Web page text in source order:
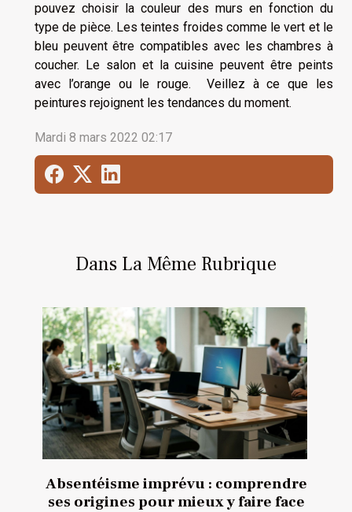
Dans La Même Rubrique
Absentéisme imprévu : comprendre
ses origines pour mieux y faire face
pouvez choisir la couleur des murs en fonction du
type de pièce. Les teintes froides comme le vert et le
bleu peuvent être compatibles avec les chambres à
coucher. Le salon et la cuisine peuvent être peints
avec l’orange ou le rouge. Veillez à ce que les
peintures rejoignent les tendances du moment.
Mardi 8 mars 2022 02:17